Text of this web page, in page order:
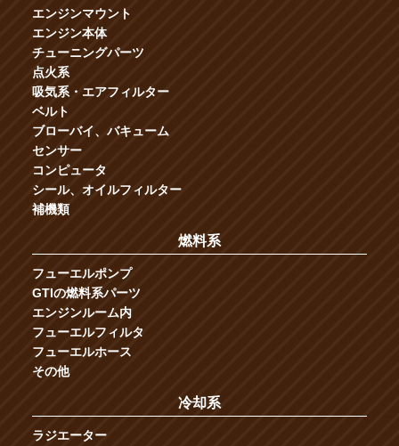
エンジンマウント
エンジン本体
チューニングパーツ
点火系
吸気系・エアフィルター
ベルト
ブローバイ、バキューム
センサー
コンピュータ
シール、オイルフィルター
補機類
燃料系
フューエルポンプ
GTIの燃料系パーツ
エンジンルーム内
フューエルフィルタ
フューエルホース
その他
冷却系
ラジエーター